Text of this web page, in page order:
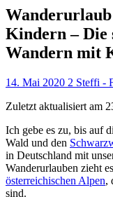
Kindern – Die
Wandern mit
14. Mai 2020 2 Steffi -
Zuletzt aktualisiert am
Ich gebe es zu, bis auf
Wald und den
in Deutschland mit
Wanderurlauben zieht
österreichischen Alpen,
sind.